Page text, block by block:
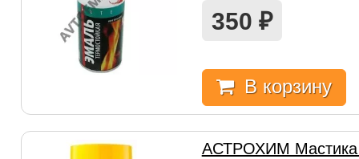
350 ₽
В корзину
АСТРОХИМ